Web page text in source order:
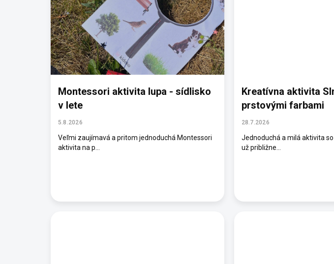
i
s
č
l
á
n
k
Montessori aktivita lupa - sídlisko
v lete
5.8.2026
Veľmi zaujímavá a pritom jednoduchá Montessori
aktivita na p...
Kreatívna aktivita
prstovými farbami
28.7.2026
Jednoduchá a milá aktivita
už približne...